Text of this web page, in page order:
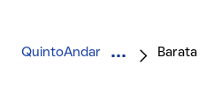
QuintoAndar Barata